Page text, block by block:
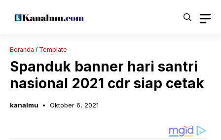
Beranda / Template
Spanduk banner hari santri
nasional 2021 cdr siap cetak
kanalmu Oktober 6, 2021